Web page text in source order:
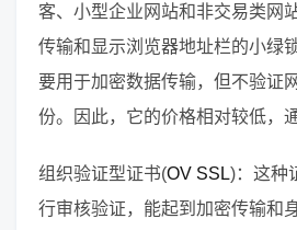
客、小型企业网站和非交易类网
传输和显示浏览器地址栏的小绿
要用于加密数据传输，但不验证
份。因此，它的价格相对较低，
组织验证型证书(OV SSL)：这种
行审核验证，能起到加密传输和